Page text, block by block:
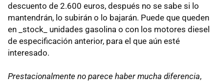
descuento de 2.600 euros, después no se sabe si lo
mantendrán, lo subirán o lo bajarán. Puede que queden
en _stock_ unidades gasolina o con los motores diesel
de especificación anterior, para el que aún esté
interesado.
Prestacionalmente no parece haber mucha diferencia,